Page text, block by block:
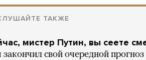
ТАКЖЕ
мистер Путин, вы сеете
свой очередной